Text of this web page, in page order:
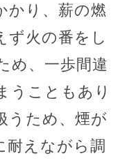
かり、薪の燃
ず火の番をし
め、一歩間違
うこともあり
うため、煙が
耐えながら調